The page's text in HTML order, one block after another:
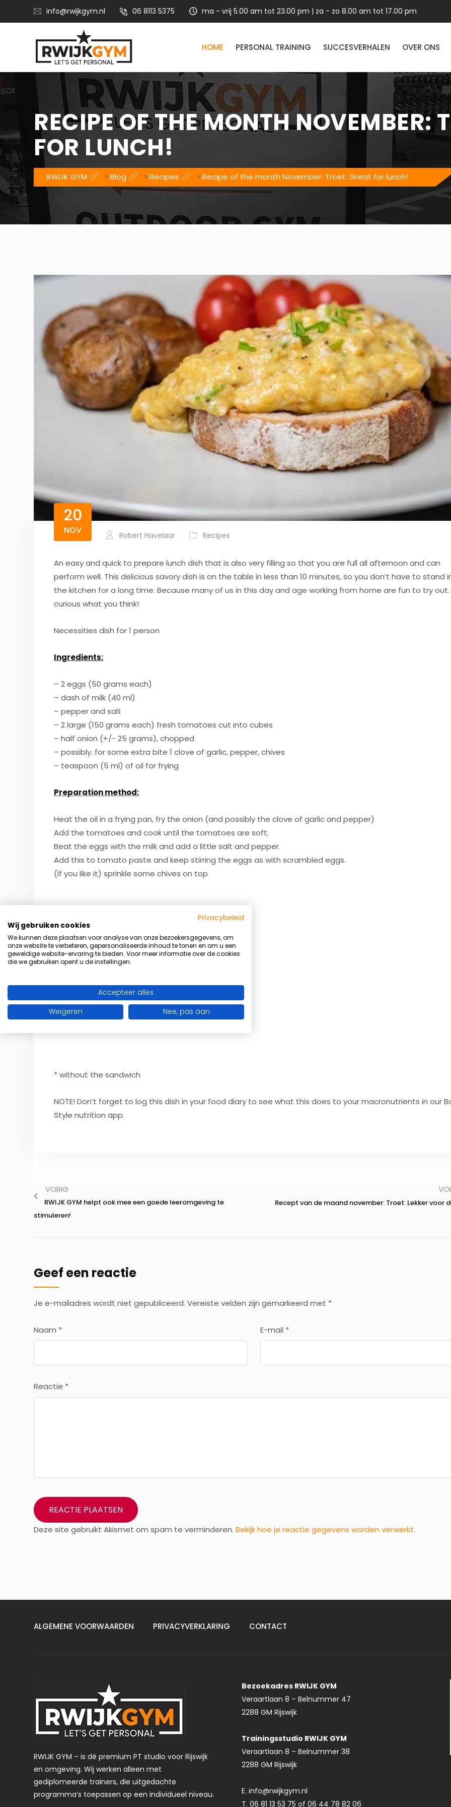
info@rwijkgym.nl 06 8113 5375 ma - vrij 5.00 am tot 23.00 pm | za - zo 8.00 am tot 17.00 pm
HOME PERSONAL TRAINING SUCCESVERHALEN OVER ONS
RECIPE OF THE MONTH NOVEMBER:
FOR LUNCH!
RWIJK GYM > Blog > Recipes > Recipe of the month November: Troet: Great for lunch!
20
NOV Robert Havelaar Recipes
An easy and quick to prepare lunch dish that is also very filling so that you are full all afternoon and can
perform well. This delicious savory dish is on the table in less than 10 minutes, so you don’t have to stand
the kitchen for a long time. Because many of us in this day and age working from home are fun to try out.
curious what you think!
Necessities dish for 1 person
Ingredients:
– 2 eggs (50 grams each)
– dash of milk (40 ml)
– pepper and salt
– 2 large (150 grams each) fresh tomatoes cut into cubes
– half onion (+/- 25 grams), chopped
– possibly. for some extra bite 1 clove of garlic, pepper, chives
– teaspoon (5 ml) of oil for frying
Preparation method:
Heat the oil in a frying pan, fry the onion (and possibly the clove of garlic and pepper)
Add the tomatoes and cook until the tomatoes are soft.
Beat the eggs with the milk and add a little salt and pepper.
Add this to tomato paste and keep stirring the eggs as with scrambled eggs.
(if you like it) sprinkle some chives on top
Delicious on a toasted sandwich 🙂
Per person per meal:
– Carbohydrates: 15 g = 20 EN%
– Proteins: 15 g = 20 EN%
– Fat: 19 g = 58 EN%
* without the sandwich
NOTE! Don’t forget to log this dish in your food diary to see what this does to your macronutrients in our
Style nutrition app.
VORIG
RWIJK GYM helpt ook mee een goede leeromgeving te
stimuleren!
Recept van de maand november: Troet: Lekker voor
Geef een reactie
Je e-mailadres wordt niet gepubliceerd. Vereiste velden zijn gemarkeerd met *
Naam * E-mail *
Reactie *
Deze site gebruikt Akismet om spam te verminderen. Bekijk hoe je reactie gegevens worden verwerkt.
ALGEMENE VOORWAARDEN PRIVACYVERKLARING CONTACT
RWIJK GYM – is dé premium PT studio voor Rijswijk
en omgeving. Wij werken alleen met
gediplomeerde trainers, die uitgedachte
programma’s toepassen op een individueel niveau.
Bezoekadres RWIJK GYM
Veraartlaan 8 – Belnummer 47
2288 GM Rijswijk
Trainingsstudio RWIJK GYM
Veraartlaan 8 – Belnummer 38
2288 GM Rijswijk
E. info@rwijkgym.nl
T. 06 81 13 53 75 of 06 44 78 82 06
Privacybeleid
Wij gebruiken cookies
We kunnen deze plaatsen voor analyse van onze bezoekersgegevens, om
onze website te verbeteren, gepersonaliseerde inhoud te tonen en om u een
geweldige website-ervaring te bieden. Voor meer informatie over de cookies
die we gebruiken opent u de instellingen.
Accepteer alles
Weigeren
Nee, pas aan